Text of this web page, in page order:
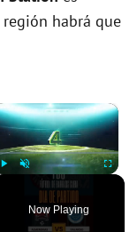
habrá que
×
Unmute Fullscreen
Now Playing